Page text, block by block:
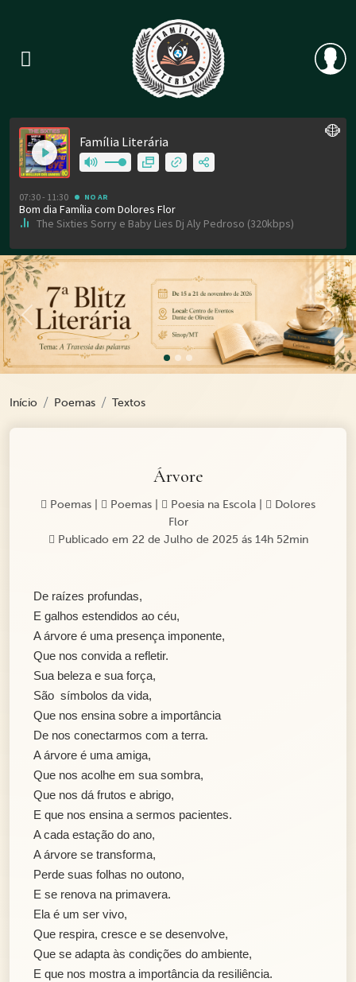
Previous
Início Poemas Textos
Árvore
Poemas Poemas Poesia na Escola
Dolores
Flor
Publicado em 22 de Julho de 2025 ás 14h 52min
De raízes profundas,
E galhos estendidos ao céu,
A árvore é uma presença imponente,
Que nos convida a refletir.
Sua beleza e sua força,
São símbolos da vida,
Que nos ensina sobre a importância
De nos conectarmos com a terra.
A árvore é uma amiga,
Que nos acolhe em sua sombra,
Que nos dá frutos e abrigo,
E que nos ensina a sermos pacientes.
A cada estação do ano,
A árvore se transforma,
Perde suas folhas no outono,
E se renova na primavera.
Ela é um ser vivo,
Que respira, cresce e se desenvolve,
Que se adapta às condições do ambiente,
E que nos mostra a importância da resiliência.